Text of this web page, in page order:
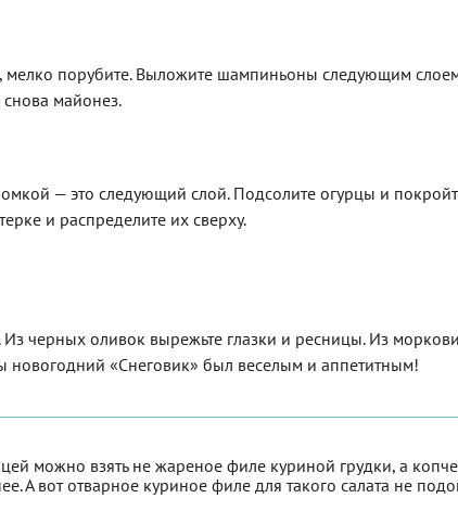
мелко порубите. Выложите шампиньоны следующим
майонез.
— это следующий слой. Подсолите огурцы и
и распределите их сверху.
Из черных оливок вырежьте глазки и ресницы. Из
новогодний «Снеговик» был веселым и аппетитным!
можно взять не жареное филе куриной грудки, а
А вот отварное куриное филе для такого салата не